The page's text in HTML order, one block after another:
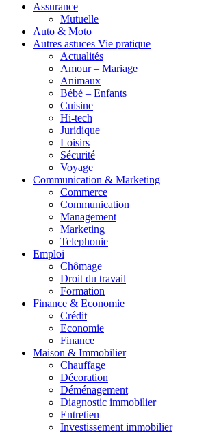
Assurance
Mutuelle
Auto & Moto
Autres astuces Vie pratique
Actualités
Amour – Mariage
Animaux
Bébé – Enfants
Cuisine
Hi-tech
Juridique
Loisirs
Sécurité
Voyage
Communication & Marketing
Commerce
Communication
Management
Marketing
Telephonie
Emploi
Chômage
Droit du travail
Formation
Finance & Economie
Crédit
Economie
Finance
Maison & Immobilier
Chauffage
Décoration
Déménagement
Diagnostic immobilier
Entretien
Investissement immobilier